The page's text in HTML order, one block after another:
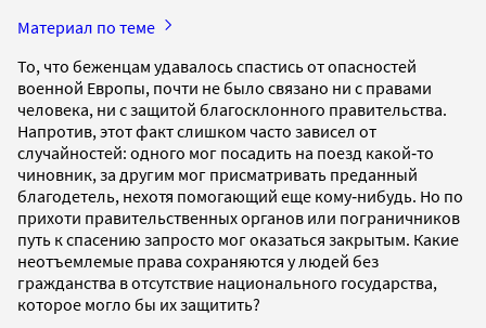
Материал по теме
То, что беженцам удавалось спастись от опасностей
военной Европы, почти не было связано ни с правами
человека, ни с защитой благосклонного правительства.
Напротив, этот факт слишком часто зависел от
случайностей: одного мог посадить на поезд какой‐то
чиновник, за другим мог присматривать преданный
благодетель, нехотя помогающий еще кому‐нибудь. Но по
прихоти правительственных органов или пограничников
путь к спасению запросто мог оказаться закрытым. Какие
неотъемлемые права сохраняются у людей без
гражданства в отсутствие национального государства,
которое могло бы их защитить?